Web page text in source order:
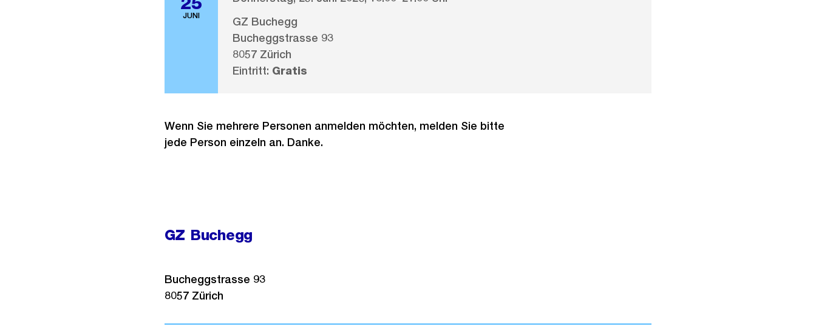
JUNI
GZ Buchegg
Bucheggstrasse 93
8057 Zürich
Eintritt: Gratis
Wenn Sie mehrere Personen anmelden möchten, melden Sie bitte
jede Person einzeln an. Danke.
GZ Buchegg
Bucheggstrasse 93
8057 Zürich